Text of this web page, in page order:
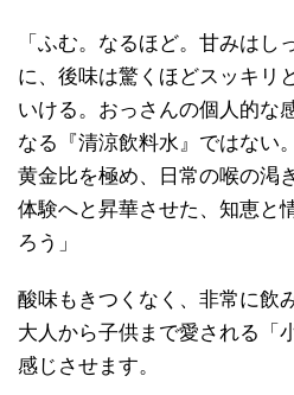
「ふむ。なるほど。甘みはし
に、後味は驚くほどスッキリ
いける。おっさんの個人的な
なる『清涼飲料水』ではない
黄金比を極め、日常の喉の渇
体験へと昇華させた、知恵と
ろう」
酸味もきつくなく、非常に飲
大人から子供まで愛される「
感じさせます。